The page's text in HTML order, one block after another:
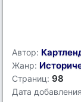
Автор:
Жанр:
Страниц: 98
Дата